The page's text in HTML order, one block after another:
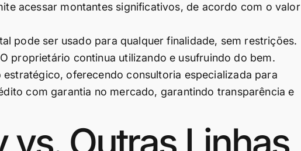
acessar montantes significativos, de acordo com o valor
pode ser usado para qualquer finalidade, sem restrições.
O proprietário continua utilizando e usufruindo do bem.
oferecendo consultoria especializada para
com garantia no mercado, garantindo transparência e